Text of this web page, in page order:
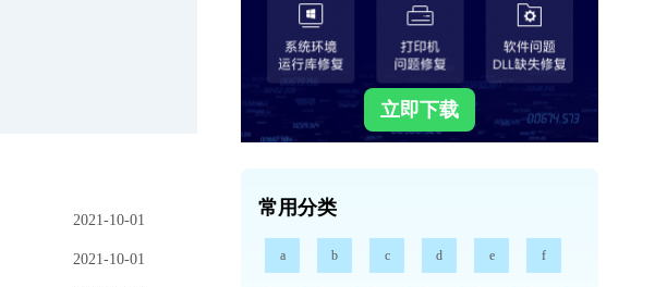
2021-10-01
2021-10-01
立即下载
常用分类
a b c d e f